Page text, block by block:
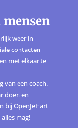
mensen
weer in
contacten
met elkaar te
van een coach.
doen en
bij OpenJeHart
mag!